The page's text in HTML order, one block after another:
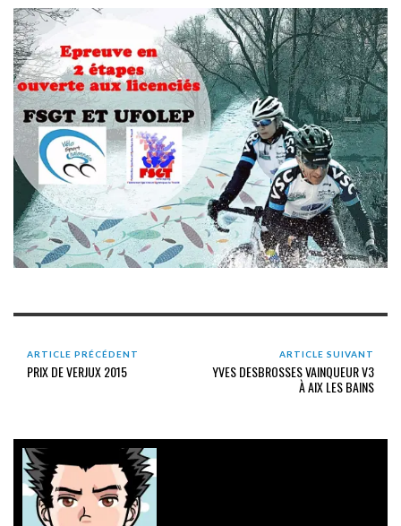
ARTICLE PRÉCÉDENT
PRIX DE VERJUX 2015
ARTICLE SUIVANT
YVES DESBROSSES VAINQUEUR V3
À AIX LES BAINS